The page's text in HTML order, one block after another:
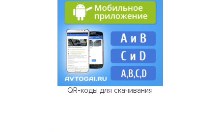
QR-коды для скачивания